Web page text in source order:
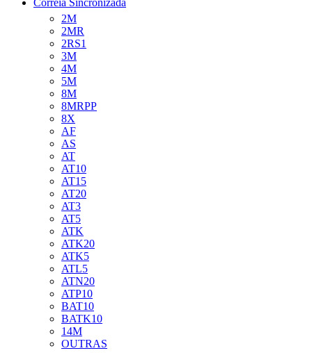
Correia Sincronizada
2M
2MR
2RS1
3M
4M
5M
8M
8MRPP
8X
AF
AS
AT
AT10
AT15
AT20
AT3
AT5
ATK
ATK20
ATK5
ATL5
ATN20
ATP10
BAT10
BATK10
14M
OUTRAS